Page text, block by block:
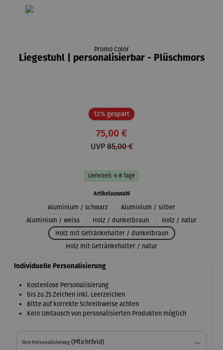
Promo Color
Liegestuhl | personalisierbar - Plüschmors
12% gespartRabatt
75,00 €
UVP85,00 €
Lieferzeit: 6-8 Tage
Artikelauswahlauswählen
Aluminium / schwarz
Aluminium / silber
Aluminium / weiss
Holz / dunkelbraun
Holz / natur
Holz mit Getränkehalter / dunkelbraun
Holz mit Getränkehalter / natur
Individuelle Personalisierung
Kostenlose Personalisierung
bis zu 25 Zeichen inkl. Leerzeichen
Bitte auf korrekte Schreibweise achten
Kein Umtausch von personalisierten Produkten möglich
Ihre Personalisierung (Pflichtfeld)